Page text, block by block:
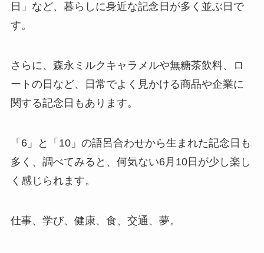
日」など、暮らしに身近な記念日が多く並ぶ日で
す。
さらに、森永ミルクキャラメルや無糖茶飲料、ロ
ートの日など、日常でよく見かける商品や企業に
関する記念日もあります。
「6」と「10」の語呂合わせから生まれた記念日も
多く、調べてみると、何気ない6月10日が少し楽し
く感じられます。
仕事、学び、健康、食、交通、夢。